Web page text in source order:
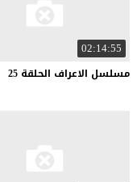
02:14:55
مسلسل الاعراف الحلقة 25